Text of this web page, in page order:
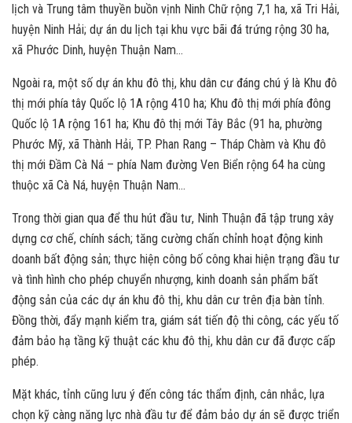
lịch và Trung tâm thuyền buồn vịnh Ninh Chữ rộng 7,1 ha, xã Tri Hải,
huyện Ninh Hải; dự án du lịch tại khu vực bãi đá trứng rộng 30 ha,
xã Phước Dinh, huyện Thuận Nam…
Ngoài ra, một số dự án khu đô thị, khu dân cư đáng chú ý là Khu đô
thị mới phía tây Quốc lộ 1A rộng 410 ha; Khu đô thị mới phía đông
Quốc lộ 1A rộng 161 ha; Khu đô thị mới Tây Bắc (91 ha, phường
Phước Mỹ, xã Thành Hải, TP. Phan Rang – Tháp Chàm và Khu đô
thị mới Đầm Cà Ná – phía Nam đường Ven Biển rộng 64 ha cùng
thuộc xã Cà Ná, huyện Thuận Nam…
Trong thời gian qua để thu hút đầu tư, Ninh Thuận đã tập trung xây
dựng cơ chế, chính sách; tăng cường chấn chỉnh hoạt động kinh
doanh bất động sản; thực hiện công bố công khai hiện trạng đầu tư
và tình hình cho phép chuyển nhượng, kinh doanh sản phẩm bất
động sản của các dự án khu đô thị, khu dân cư trên địa bàn tỉnh.
Đồng thời, đẩy mạnh kiểm tra, giám sát tiến độ thi công, các yếu tố
đảm bảo hạ tầng kỹ thuật các khu đô thị, khu dân cư đã được cấp
phép.
Mặt khác, tỉnh cũng lưu ý đến công tác thẩm định, cân nhắc, lựa
chọn kỹ càng năng lực nhà đầu tư để đảm bảo dự án sẽ được triển